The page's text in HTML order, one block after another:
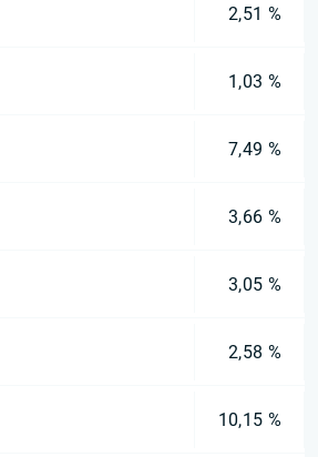
2,51 %
1,03 %
7,49 %
3,66 %
3,05 %
2,58 %
10,15 %